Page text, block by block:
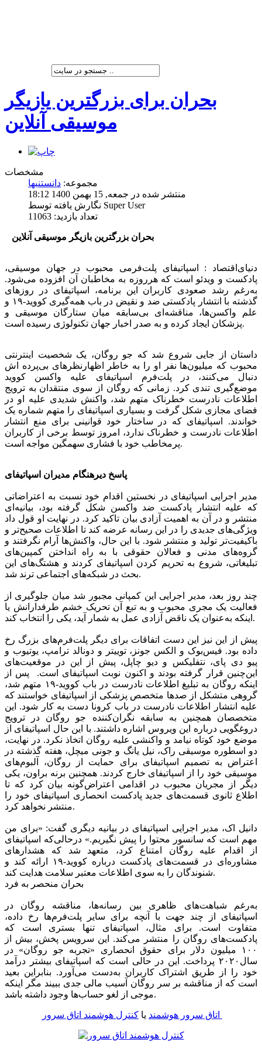
بحران برای بزرگترین یازیگر
موسیقی آنلاین
مشخصات
مجموعه: دانستنیها
منتشر شده در جمعه, 15 بهمن 1400 18:12
نگارش یافته توسط Super User
تعداد بازدید: 11063
بحران بزرگ‏ترین بازیگر موسیقی آنلاین
دنیای‌اقتصاد : اسپاتیفای پلت‌فرمی محبوب در جهان موسیقی،
پادکست و ویدئو است که هرروزه به مخاطبان آن افزوده می‌شود.
به‌رغم رشد صعودی کاربران این برنامه، اسپاتیفای در روزهای
گذشته با انتشار پادکستی ضد و نقیض در باب همه‌گیری کووید-۱۹ و
علم واکسن‌ها، مناقشه‌ای بی‌سابقه میان ستارگان موسیقی و
پزشکان ایجاد کرده و به صدر اخبار جهان تکنولوژی رسیده است.
داستان از جایی شروع شد که جو روگان، یک شخصیت اینترنتی
محبوب که میلیون‌ها نفر او را به خاطر اظهارنظرهای بی‌پرده ‌اش
دنبال می‌کنند، در پلت‌فرم اسپاتیفای علیه واکسن کووید
موضع‌گیری تندی کرد. زمانی که روگان از سوی منتقدان به ترویج
اطلاعات نادرست خطرناک متهم شد، واکنش شدیدی علیه او در
فضای مجازی شکل گرفت و بسیاری اسپاتیفای را متهم شماره یک
خواندند. اسپاتیفای که در ساختار خود قوانینی برای منع انتشار
اطلاعات نادرست و خطرناک ندارد، امروز توسط برخی از کاربران
پرمخاطب خود با فشاری سهمگین مواجه است.
پاسخ دیرهنگام مدیران اسپاتیفای
مدیر اجرایی اسپاتیفای در نخستین اقدام خود نسبت به اعتراضاتی
که علیه انتشار پادکست ضد واکسن شکل گرفته بود، بیانیه‌ای
منتشر و در آن به اهمیت آزادی بیان تاکید کرد. در نهایت او قول داد
ویژگی‌های جدیدی را در این رسانه عرضه کند تا اطلاعات صحیح‌تر و
باکیفیت‌تر تولید و منتشر شود. با این حال، واکنش‌ها آرام نگرفتند و
گروه‌های مدنی و فعالان حقوقی با به راه انداختن کمپین‌های
تبلیغاتی، شروع به تحریم کردن اسپاتیفای کردند و هشتگ‌های این
بحث در شبکه‌های اجتماعی ترند شد.
چند روز بعد، مدیر اجرایی این کمپانی مجبور شد میان جلوگیری از
فعالیت یک مجری محبوب و به تبع آن تحریک خشم طرفدارانش یا
اینکه به‌عنوان یک ناقض آزادی عمل به شمار آید، یکی را انتخاب کند.
پیش از این نیز این دست اتفاقات برای دیگر پلت‌فرم‌های بزرگ رخ
داده بود. فیس‌بوک و الکس جونز، توییتر و دونالد ترامپ، یوتیوب و
پیو دی پای، نتفلیکس و دیو چاپل، پیش از این در موقعیت‌های
این‌چنین قرار گرفته بودند و اکنون نوبت اسپاتیفای است. پس از
اینکه روگان به تبلیغ اطلاعات نادرست در باب کووید-۱۹ متهم شد،
گروهی متشکل از صدها متخصص پزشکی از اسپاتیفای خواستند که
علیه انتشار اطلاعات نادرست در باب کرونا دست به کار شود. این
متخصصان همچنین به سابقه نگران‌کننده جو روگان در ترویج
دروغگویی درباره این ویروس اشاره داشتند. با این حال اسپاتیفای از
موضع خود کوتاه نیامد و واکنشی علیه روگان اتخاذ نکرد. در نهایت،
دو اسطوره موسیقی راک، نیل یانگ و جونی میچل، هفته گذشته در
اعتراض به تصمیم اسپاتیفای برای حمایت از روگان، آلبوم‌های
موسیقی خود را از اسپاتیفای خارج کردند. همچنین برنه براون، یکی
دیگر از مجریان محبوب در اقدامی اعتراض‌گونه بیان کرد که تا
اطلاع ثانوی قسمت‌های جدید پادکست انحصاری اسپاتیفای خود را
منتشر نخواهد کرد.
دانیل اک، مدیر اجرایی اسپاتیفای در بیانیه دیگری گفت: «برای من
مهم است که سانسور محتوا را پیش نگیریم.» درحالی‌که اسپاتیفای
از اقدام علیه روگان امتناع کرد، متعهد شد که هشدارهای
مشاوره‌ای در قسمت‌های پادکست درباره کووید-۱۹ ارائه کند و
شنوندگان را به سوی اطلاعات معتبر سلامت هدایت کند.
بحران منحصر به فرد
به‌رغم شباهت‌های ظاهری بین رسانه‌ها، مناقشه روگان در
اسپاتیفای از چند جهت با آنچه برای سایر پلت‌فرم‌ها رخ داده،
متفاوت است. برای مثال، اسپاتیفای تنها بستری است که
پادکست‌های روگان را منتشر می‌کند. این سرویس پخش، بیش از
۱۰۰ میلیون دلار برای حقوق انحصاری «تجربه جو روگان» در
سال۲۰۲۰ پرداخت. این در حالی است که اسپاتیفای بیشتر درآمد
خود را از طریق اشتراک کاربران به‌دست می‌آورد. بنابراین بعید
است که از مناقشه بر سر روگان آسیب مالی جدی ببیند مگر اینکه
موجی از لغو حساب‌ها وجود داشته باشد.
اتاق سرور هوشمند یا